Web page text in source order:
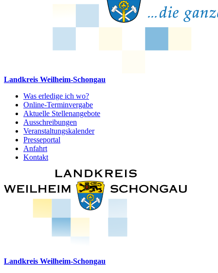
Landkreis Weilheim-Schongau
Was erledige ich wo?
Online-Terminvergabe
Aktuelle Stellenangebote
Ausschreibungen
Veranstaltungskalender
Presseportal
Anfahrt
Kontakt
Landkreis Weilheim-Schongau